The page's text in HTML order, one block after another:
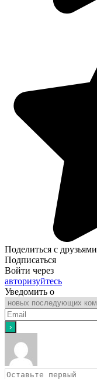
Поделиться с друзьями
Подписаться
Войти через
авторизуйтесь
Уведомить о